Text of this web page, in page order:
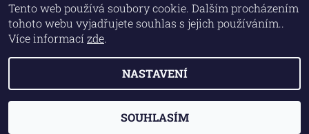
Lokality Marketing zajišťuje společnost X-VISION
2026 © AUTO MD, všechna práva vyhrazena
Vytvořil Shoptet
Tento web používá soubory cookie. Dalším procházením
tohoto webu vyjadřujete souhlas s jejich používáním..
Více informací zde.
NASTAVENÍ
SOUHLASÍM